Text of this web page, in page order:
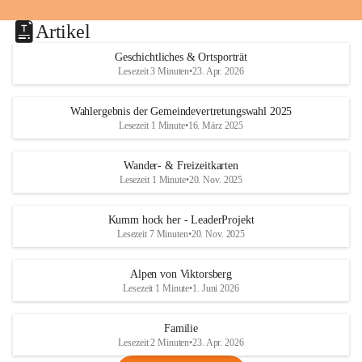
Artikel
Geschichtliches & Ortsporträt
Lesezeit 3 Minuten•23. Apr. 2026
Wahlergebnis der Gemeindevertretungswahl 2025
Lesezeit 1 Minute•16. März 2025
Wander- & Freizeitkarten
Lesezeit 1 Minute•20. Nov. 2025
Kumm hock her - LeaderProjekt
Lesezeit 7 Minuten•20. Nov. 2025
Alpen von Viktorsberg
Lesezeit 1 Minute•1. Juni 2026
Familie
Lesezeit 2 Minuten•23. Apr. 2026